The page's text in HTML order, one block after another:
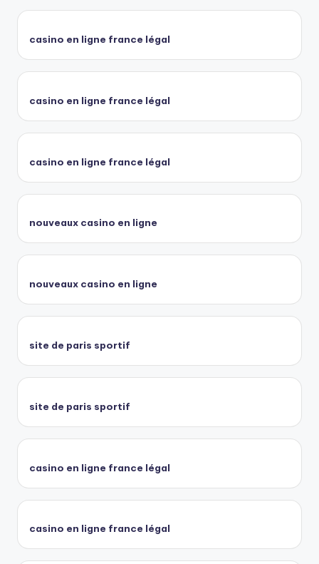
casino en ligne france légal
casino en ligne france légal
casino en ligne france légal
nouveaux casino en ligne
nouveaux casino en ligne
site de paris sportif
site de paris sportif
casino en ligne france légal
casino en ligne france légal